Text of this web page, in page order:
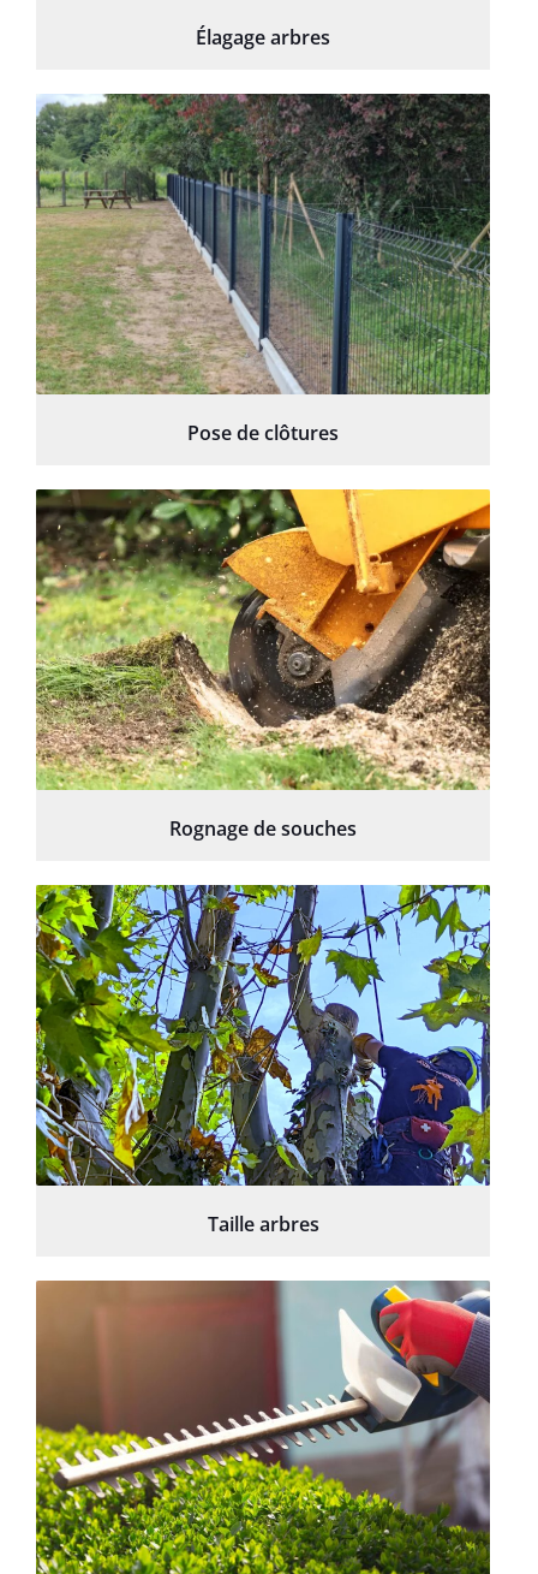
Élagage arbres
Pose de clôtures
Rognage de souches
Taille arbres